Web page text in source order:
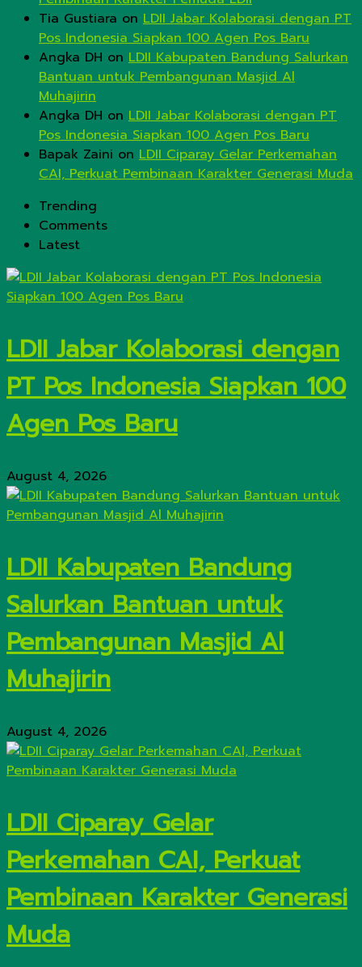
Tia Gustiara on LDII Jabar Kolaborasi dengan PT
Pos Indonesia Siapkan 100 Agen Pos Baru
Angka DH on LDII Kabupaten Bandung Salurkan
Bantuan untuk Pembangunan Masjid Al
Muhajirin
Angka DH on LDII Jabar Kolaborasi dengan PT
Pos Indonesia Siapkan 100 Agen Pos Baru
Bapak Zaini on LDII Ciparay Gelar Perkemahan
CAI, Perkuat Pembinaan Karakter Generasi Muda
Trending
Comments
Latest
LDII Jabar Kolaborasi dengan
PT Pos Indonesia Siapkan 100
Agen Pos Baru
August 4, 2026
LDII Kabupaten Bandung
Salurkan Bantuan untuk
Pembangunan Masjid Al
Muhajirin
August 4, 2026
LDII Ciparay Gelar
Perkemahan CAI, Perkuat
Pembinaan Karakter Generasi
Muda